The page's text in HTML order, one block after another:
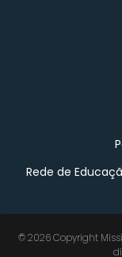
Rede de
©2026Copyright